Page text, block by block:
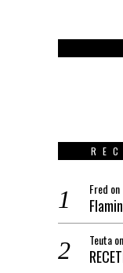
Fred on
Teutaon